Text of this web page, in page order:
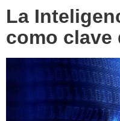
La
como clave